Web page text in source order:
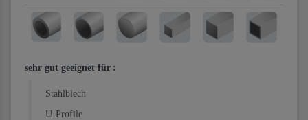
sehr gut geeignet für :
Stahlblech
U-Profile